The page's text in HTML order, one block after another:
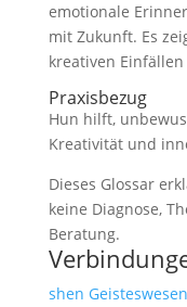
emotionale
mit Zukunft. Es
kreativen
Praxisbezug
Hun hilft,
Kreativität und
Dieses Glossar
keine Diagnose,
Beratung.
shen Geisteswesen